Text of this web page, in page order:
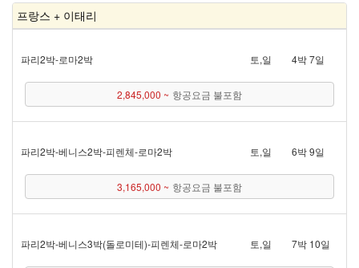
프랑스 + 이태리
파리 2박 - 로마 2박 토,일 4박 7일
2,845,000 ~ 항공요금 불포함
파리 2박 - 베니스 2박 - 피렌체 - 로마 2박 토,일 6박 9일
3,165,000 ~ 항공요금 불포함
파리 2박 - 베니스 3박(돌로미테) - 피렌체 - 로마 2박 토,일 7박 10일